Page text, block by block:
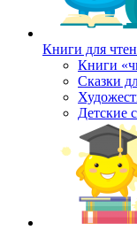
Книги для
Книги
Сказки
Детские